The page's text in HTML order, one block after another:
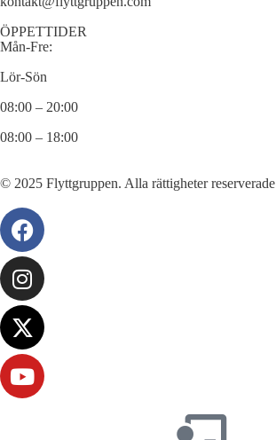
ÖPPETTIDER
Mån-Fre:
Lör-Sön
08:00 – 20:00
08:00 – 18:00
© 2025 Flyttgruppen. Alla rättigheter reserverade